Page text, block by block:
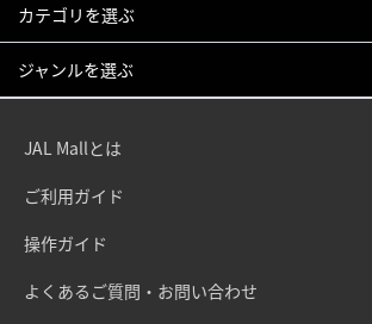
カテゴリを選ぶ
ジャンルを選ぶ
JAL Mallとは
ご利用ガイド
操作ガイド
よくあるご質問・お問い合わせ